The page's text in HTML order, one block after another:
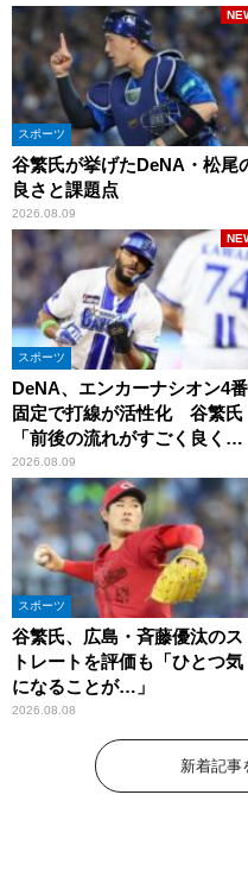
スポーツ
谷繁氏が挙げたDeNA・松尾
良さと課題点
2026.08.09
スポーツ
DeNA、エンカーナシオン4番
固定で打線が活性化 谷繁氏
「前後の流れがすごく良くな
りましたね」
2026.08.09
スポーツ
谷繁氏、広島・斉藤優汰のス
トレートを評価も「ひとつ気
になることが…」
2026.08.08
新着記事